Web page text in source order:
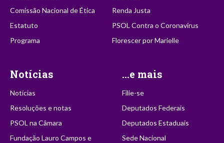
Comissão Nacional de Ética
Estatuto
Programa
Renda Justa
PSOL Contra o Coronavírus
Florescer por Marielle
Notícias
Notícias
Resoluções e notas
PSOL na Câmara
Fundação Lauro Campos e
...e mais
Filie-se
Deputados Federais
Deputados Estaduais
Sede Nacional